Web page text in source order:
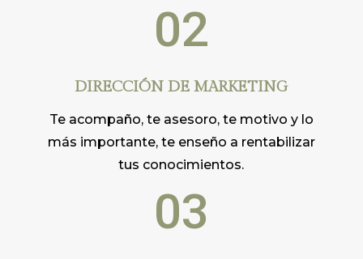
02
DIRECCIÓN DE MARKETING
Te acompaño, te asesoro, te motivo y lo
más importante, te enseño a rentabilizar
tus conocimientos.
03